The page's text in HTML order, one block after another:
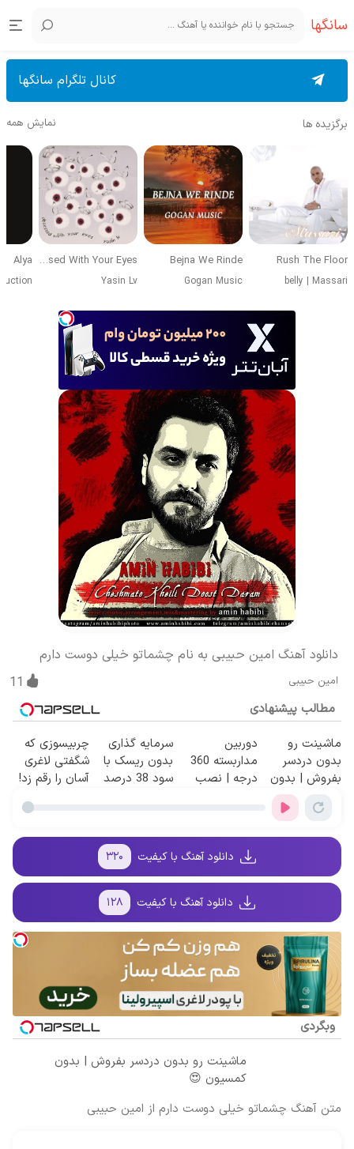
سانگها
کانال تلگرام سانگها
برگزیده ها نمایش همه
Rush The Floor
belly | Massari
Bejna We Rinde
Gogan Music
Obsessed With Your Eyes
Yasin Lv
Alya
دانلود آهنگ امین حبیبی به نام چشماتو خیلی دوست دارم
امین حبیبی 11
مطالب پیشنهادی
ماشینت رو
بدون دردسر
بفروش | بدون
کمسیون 😍
دوربین
مداربسته 360
درجه | نصب
سرمایه گذاری
بدون ریسک با
سود 38 درصد
چربیسوزی که
شگفتی لاغری
آسان را رقم زد!
دانلود آهنگ با کیفیت ۳۲۰
دانلود آهنگ با کیفیت ۱۲۸
وبگردی
ماشینت رو بدون دردسر بفروش | بدون
کمسیون 😍
متن آهنگ چشماتو خیلی دوست دارم از امین حبیبی